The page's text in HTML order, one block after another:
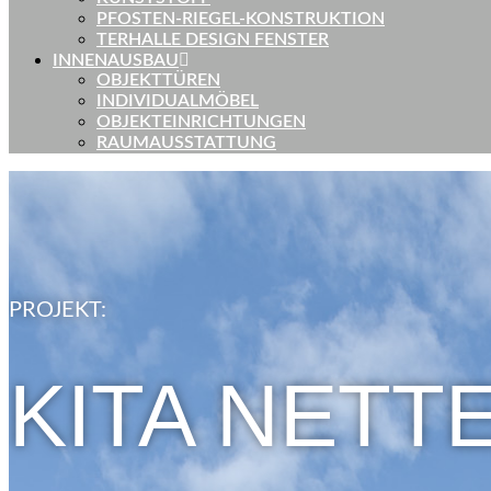
PFOSTEN-RIEGEL-KONSTRUKTION
TERHALLE DESIGN FENSTER
INNENAUSBAU
OBJEKTTÜREN
INDIVIDUALMÖBEL
OBJEKTEINRICHTUNGEN
RAUMAUSSTATTUNG
PROJEKT:
KITA